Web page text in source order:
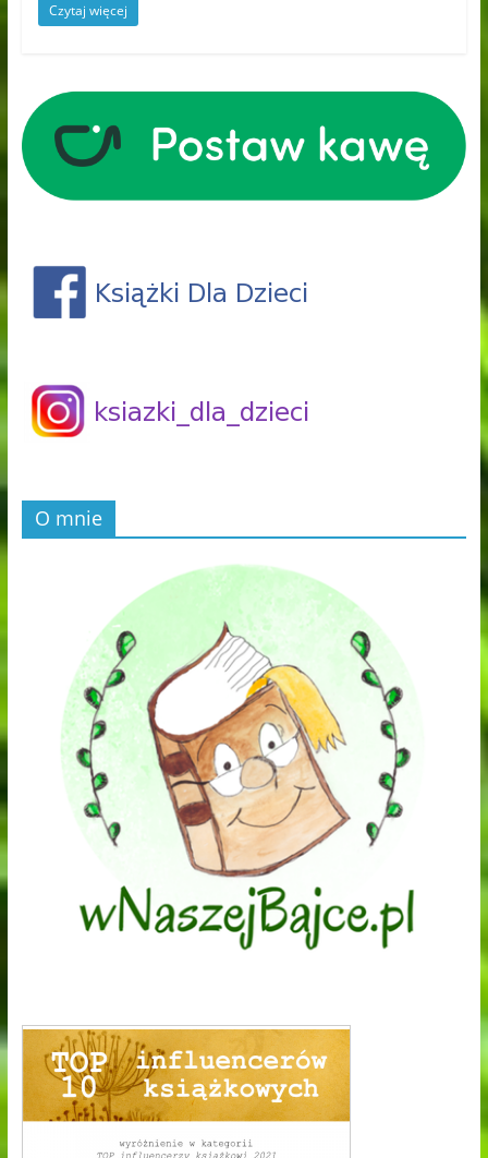
Czytaj więcej
O mnie